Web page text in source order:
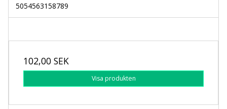
5054563158789
102,00 SEK
Visa produkten